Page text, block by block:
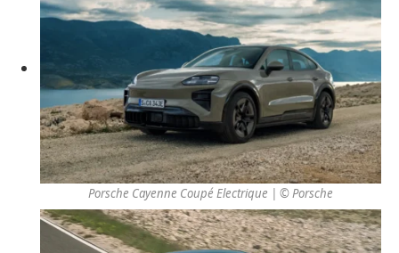
Porsche Cayenne Coupé Electrique | © Porsche